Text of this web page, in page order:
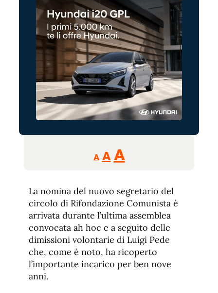
A
Reducir
tamaño
A Restablecer
fuente
AAumentar
de
fuente.
La nomina del nuovo segretario del
circolo di Rifondazione Comunista è
arrivata durante l’ultima assemblea
convocata ah hoc e a seguito delle
dimissioni volontarie di Luigi Pede
che, come è noto, ha ricoperto
l’importante incarico per ben nove
anni.